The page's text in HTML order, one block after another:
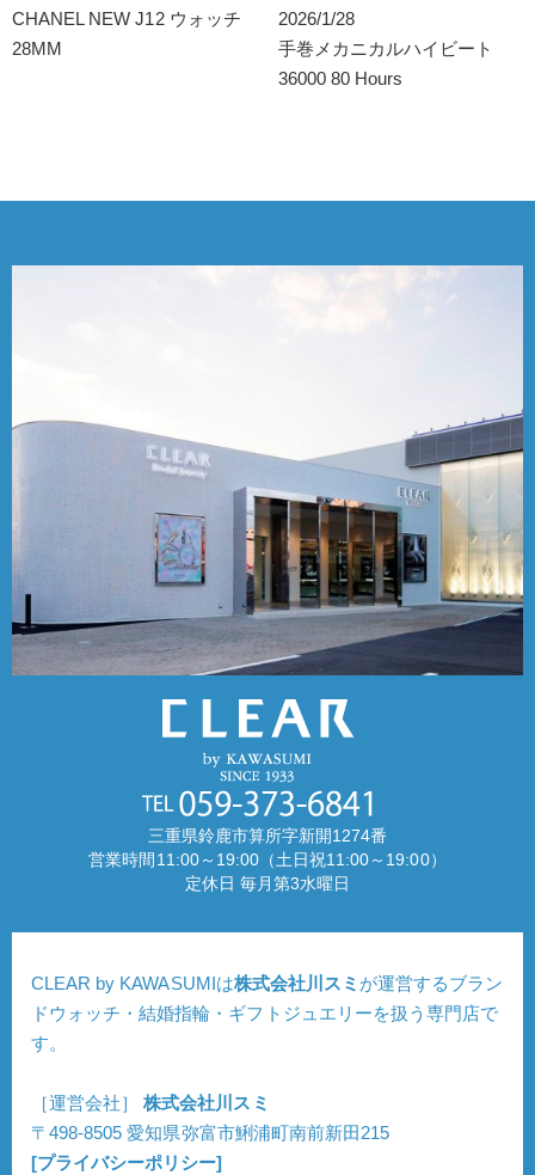
CHANEL NEW J12 ウォッチ
28MM
2026/1/28
手巻メカニカルハイビート
36000 80 Hours
三重県鈴鹿市算所字新開1274番
営業時間11:00～19:00（土日祝11:00～19:00）
定休日 毎月第3水曜日
CLEAR by KAWASUMIは株式会社川スミ が運営するブラン
ドウォッチ・結婚指輪・ギフトジュエリーを扱う専門店で
す。
［運営会社］株式会社川スミ
〒498-8505 愛知県弥富市鯏浦町南前新田215
[プライバシーポリシー]